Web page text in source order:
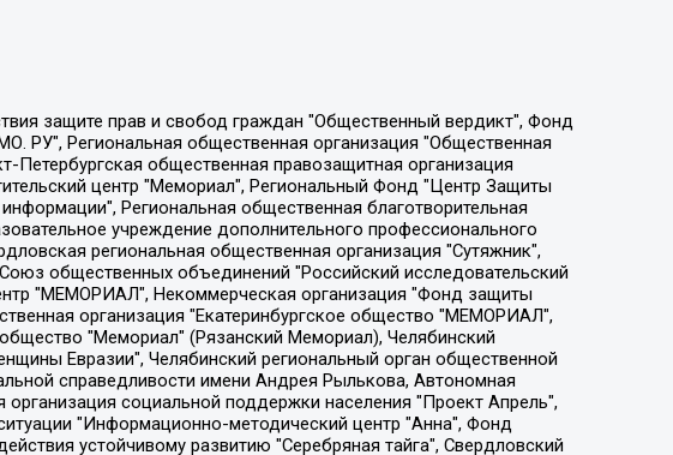
"Москоу диджитал медиа", с 26.01.2023 Общество с ограниченной ответственностью "Чайка Белые сады", Ветошкина Валерия Валерьевна, Заговора Максим Александрович, Межрегиональное общественное движение "Российская ЛГБТ - сеть", Оленичев Максим Владимирович, Павлов Иван Юрьевич, Скворцова Елена Сергеевна, Общество с ограниченной ответственностью "Как бы инагент", Кочетков Игорь Викторович, Общество с ограниченной ответственностью "Честные выборы", Еланчик Олег Александрович, Общество с ограниченной ответственностью "Нобелевский призыв", Гималова Регина Эмилевна, Григорьев Андрей Валерьевич, Григорьева Алина Александровна, Ассоциация по содействию защите прав призывников, альтернативнослужащих и военнослужащих "Правозащитная группа "Гражданин.Армия.Право", Хисамова Регина Фаритовна, Автономная некоммерческая организация по реализации социально-правовых программ "Лилит", Дальневосточное общественное движение "Маяк", Санкт-Петербургская ЛГБТ-инициативная группа "Выход", Инициативная группа ЛГБТ+ "Реверс", Алексеев Андрей Викторович, Бекбулатова Таисия Львовна, Беляев Иван Михайлович, Владыкина Елена Сергеевна, Гельман Марат Александрович, Никульшина Вероника Юрьевна, Толоконникова Надежда Андреевна, Шендерович Виктор Анатольевич, Общество с ограниченной ответственностью "Данное сообщение", Общество с ограниченной ответственностью Издательский дом "Новая глава", Айнбиндер Александра Александровна, Московский комьюнити-центр для ЛГБТ+инициатив, Благотворительный фонд развития филантропии, Deutsche Welle (Германия, Kurt-Schumacher-Strasse 3, 53113 Bonn), Борзунова Мария Михайловна, Воробьев Виктор Викторович, Голубева Анна Львовна, Константинова Алла Михайловна, Малкова Ирина Владимировна, Мурадов Мурад Абдулгалимович, Осетинская Елизавета Николаевна, Понасенков Евгений Николаевич, Ганапольский Матвей Юрьевич, Киселев Евгений Алексеевич, Борухович Ирина Григорьевна, Дремин Иван Тимофеевич, Дубровский Дмитрий Викторович, Красноярская региональная общественная организация поддержки и развития альтернативных образовательных технологий и межкультурных коммуникаций "ИНТЕРРА", Маяковская Екатерина Алексеевна, Фейгин Марк Захарович, Филимонов Андрей Викторович, Дзугкоева Регина Николаевна, Доброхотов Роман Александрович, Дудь Юрий Александрович, Елкин Сергей Владимирович, Кругликов Кирилл Игоревич, Сабунаева Мария Леонидовна, Семенов Алексей Владимирович, Шаинян Карен Багратович, Шульман Екатерина Михайловна, Асафьев Артур Валерьевич, Вахштайн Виктор Семенович, Венедиктов Алексей Алексеевич, Лушникова Екатерина Евгеньевна, Волков Леонид Михайлович, Невзоров Александр Глебович, Пархоменко Сергей Борисович, Сироткин Ярослав Николаевич, Кара-Мурза Владимир Владимирович, Баранова Наталья Владимировна, Гозман Леонид Яковлевич, Кагарлицкий Борис Юльевич, Климарев Михаил Валерьевич, Милов Владимир Станиславович, Автономная некоммерческая организация Краснодарский центр современного искусства "Типография", Моргенштерн Алишер Тагирович, Соболь Любовь Эдуардовна, Общество с ограниченной ответственностью "ЛИЗА НОРМ", Каспаров Гарри Кимович, Ходорковский Михаил Борисович, Общество с ограниченной ответственностью "Апрельские тезисы", Данилович Ирина Брониславовна, Кашин Олег Владимирович, Петров Николай Владимирович, Пивоваров Алексей Владимирович, Соколов Михаил Владимирович, Цветкова Юлия Владимировна, Чичваркин Евгений Александрович, Комитет против пыток/Команда против пыток, Общество с ограниченной ответственностью "Первый научный", Общество с ограниченной ответственностью "Вертолет и ко", Белоцерковская Вероника Борисовна, Кац Максим Евгеньевич, Лазарева Татьяна Юрьевна, Шаведдинов Руслан Табризович, Яшин Илья Валерьевич, Общество с ограниченной ответственностью "Иноагент ААВ", Алешковский Дмитрий Петрович, Альбац Евгения Марковна, Быков Дмитрий Львович, Галямина Юлия Евгеньевна, Лойко Сергей Леонидович, Мартынов Кирилл Константинович, Медведев Сергей Александрович, Крашенинников Федор Геннадиевич, Гордеева Катерина Вл